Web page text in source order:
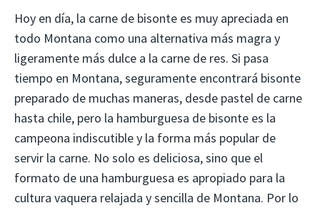
Hoy en día, la carne de bisonte es muy apreciada en
todo Montana como una alternativa más magra y
ligeramente más dulce a la carne de res. Si pasa
tiempo en Montana, seguramente encontrará bisonte
preparado de muchas maneras, desde pastel de carne
hasta chile, pero la hamburguesa de bisonte es la
campeona indiscutible y la forma más popular de
servir la carne. No solo es deliciosa, sino que el
formato de una hamburguesa es apropiado para la
cultura vaquera relajada y sencilla de Montana. Por lo